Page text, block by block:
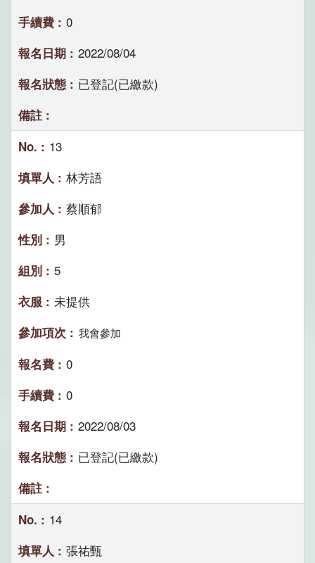
0
2022/08/04
已登記(已繳款)
13
林芳語
蔡順郁
男
5
未提供
我會參加
0
0
2022/08/03
已登記(已繳款)
14
張祐甄